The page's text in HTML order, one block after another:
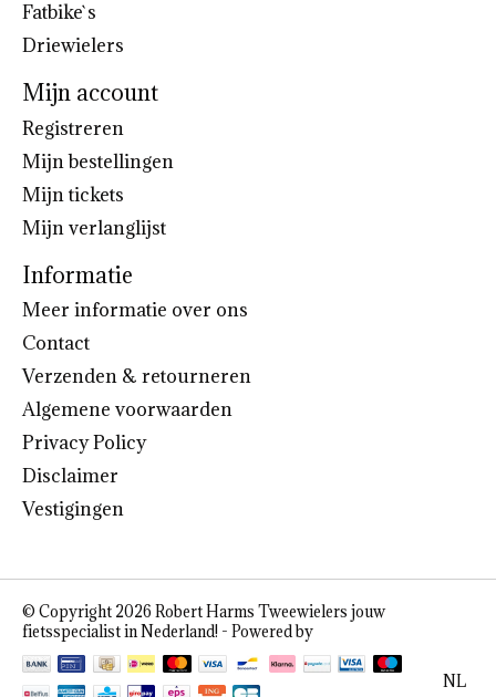
Fatbike`s
Driewielers
Mijn account
Registreren
Mijn bestellingen
Mijn tickets
Mijn verlanglijst
Informatie
Meer informatie over ons
Contact
Verzenden & retourneren
Algemene voorwaarden
Privacy Policy
Disclaimer
Vestigingen
© Copyright 2026 Robert Harms Tweewielers jouw
fietsspecialist in Nederland! - Powered by
NL